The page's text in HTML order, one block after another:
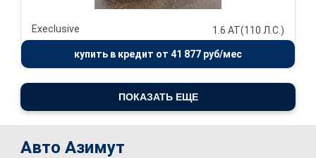
Execlusive 1.6 AT(110 Л.С.)
купить в кредит от 41 877 руб/мес
ПОКАЗАТЬ ЕЩЕ
Авто Азимут